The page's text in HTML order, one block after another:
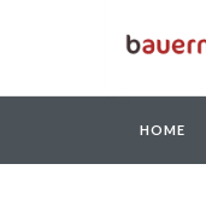
HOME